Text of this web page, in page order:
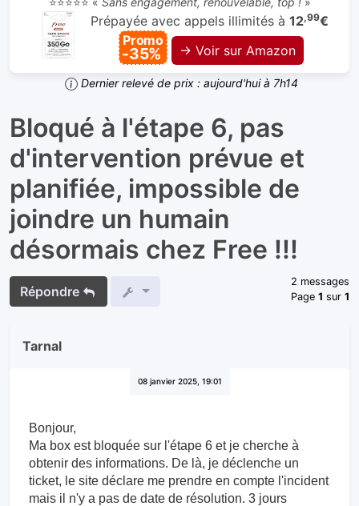
Prépayée avec appels illimités à 12,99€
Promo
-35% → Voir sur Amazon
Dernier relevé de prix : aujourd'hui à 7h14
Bloqué à l'étape 6, pas
d'intervention prévue et
planifiée, impossible de
joindre un humain
désormais chez Free !!!
Répondre
2 messages
Page1 sur1
Tarnal
08 janvier 2025, 19:01
Bonjour,
Ma box est bloquée sur l'étape 6 et je cherche à
obtenir des informations. De là, je déclenche un
ticket, le site déclare me prendre en compte l'incident
mais il n'y a pas de date de résolution. 3 jours